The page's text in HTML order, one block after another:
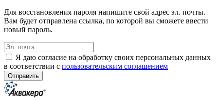
Для восстановления пароля напишите свой адрес эл. почты.
Вам будет отправлена ссылка, по которой вы сможете ввести
новый пароль.
Я даю согласие на обработку своих персональных данных
в соответствии с пользовательским соглашением